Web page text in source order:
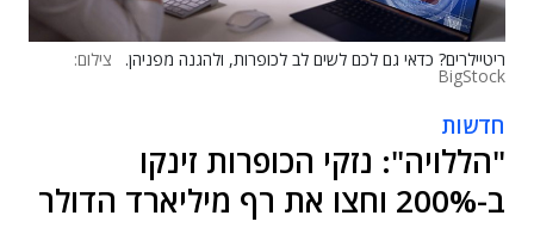
ריטיילרים? כדאי גם לכם לשים לב לכופרות, ולהגנה מפניהן. צילום:
BigStock
חדשות
"הללויה": נזקי הכופרות זינקו
ב-200% וחצו את רף מיליארד הדולר